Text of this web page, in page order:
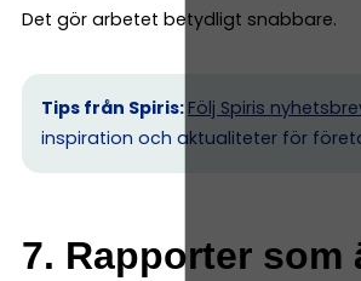
Det gör arbetet betydligt snabbare.
Tips från Spiris: Följ Spiris
inspiration och aktualiteter för
7. Rapporter som